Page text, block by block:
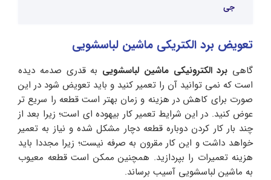
جی
تعویض برد الکتریکی ماشین لباسشویی
گاهی برد الکترونیکی ماشین لباسشویی به قدری صدمه دیده
است که نمی توانید آن را تعمیر کنید و باید تعویض شود در این
صورت برای کاهش در هزینه و زمان بهتر است قطعه را سریع تر
عوض کنید. در این شرایط تعمیر کار بیهوده ای است؛ زیرا بعد از
چند بار کار کردن دوباره قطعه دچار مشکل شده و نیاز به تعمیر
خواهد داشت و این کار مقرون به صرفه نیست؛ زیرا مجددا باید
هزینه تعمیرات را بپردازید. همچنین ممکن است قطعه معیوب
به ماشین لباسشویی آسیب برساند.